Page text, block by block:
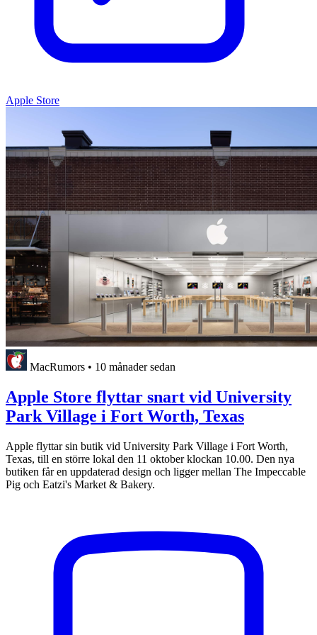
Apple Store
MacRumors • 10 månader sedan
Apple Store flyttar snart vid University
Park Village i Fort Worth, Texas
Apple flyttar sin butik vid University Park Village i Fort Worth,
Texas, till en större lokal den 11 oktober klockan 10.00. Den nya
butiken får en uppdaterad design och ligger mellan The Impeccable
Pig och Eatzi's Market & Bakery.